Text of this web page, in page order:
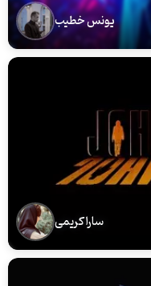
یونس خطیب
سارا کریمی